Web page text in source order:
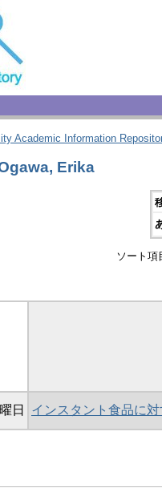
Academic Information
Erika
ソート項
日 インスタント食品に